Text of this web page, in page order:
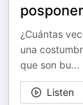
¿Cuántas
una
que son bu...
Listen